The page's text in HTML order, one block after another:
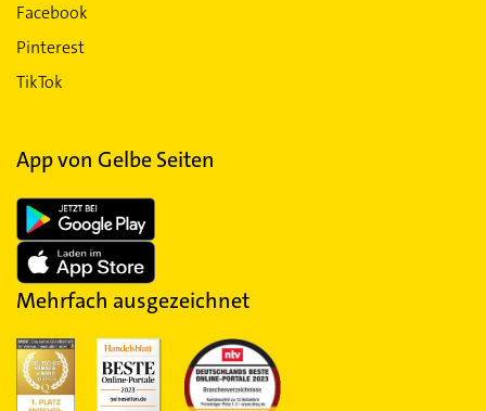
Facebook
Pinterest
TikTok
App von Gelbe Seiten
Mehrfach ausgezeichnet